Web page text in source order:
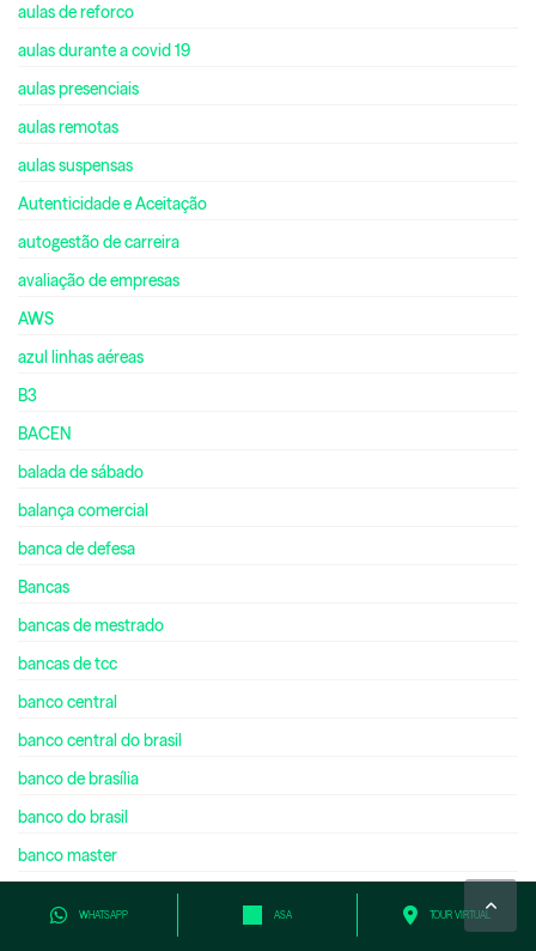
WHATSAPP ASA TOUR VIRTUAL
aulas de reforco
aulas durante a covid 19
aulas presenciais
aulas remotas
aulas suspensas
Autenticidade e Aceitação
autogestão de carreira
avaliação de empresas
AWS
azul linhas aéreas
B3
BACEN
balada de sábado
balança comercial
banca de defesa
Bancas
bancas de mestrado
bancas de tcc
banco central
banco central do brasil
banco de brasília
banco do brasil
banco master